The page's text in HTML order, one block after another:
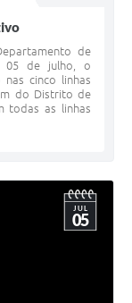
de
05 de julho, o
cinco linhas
do Distrito de
todas as linhas
JUL
05